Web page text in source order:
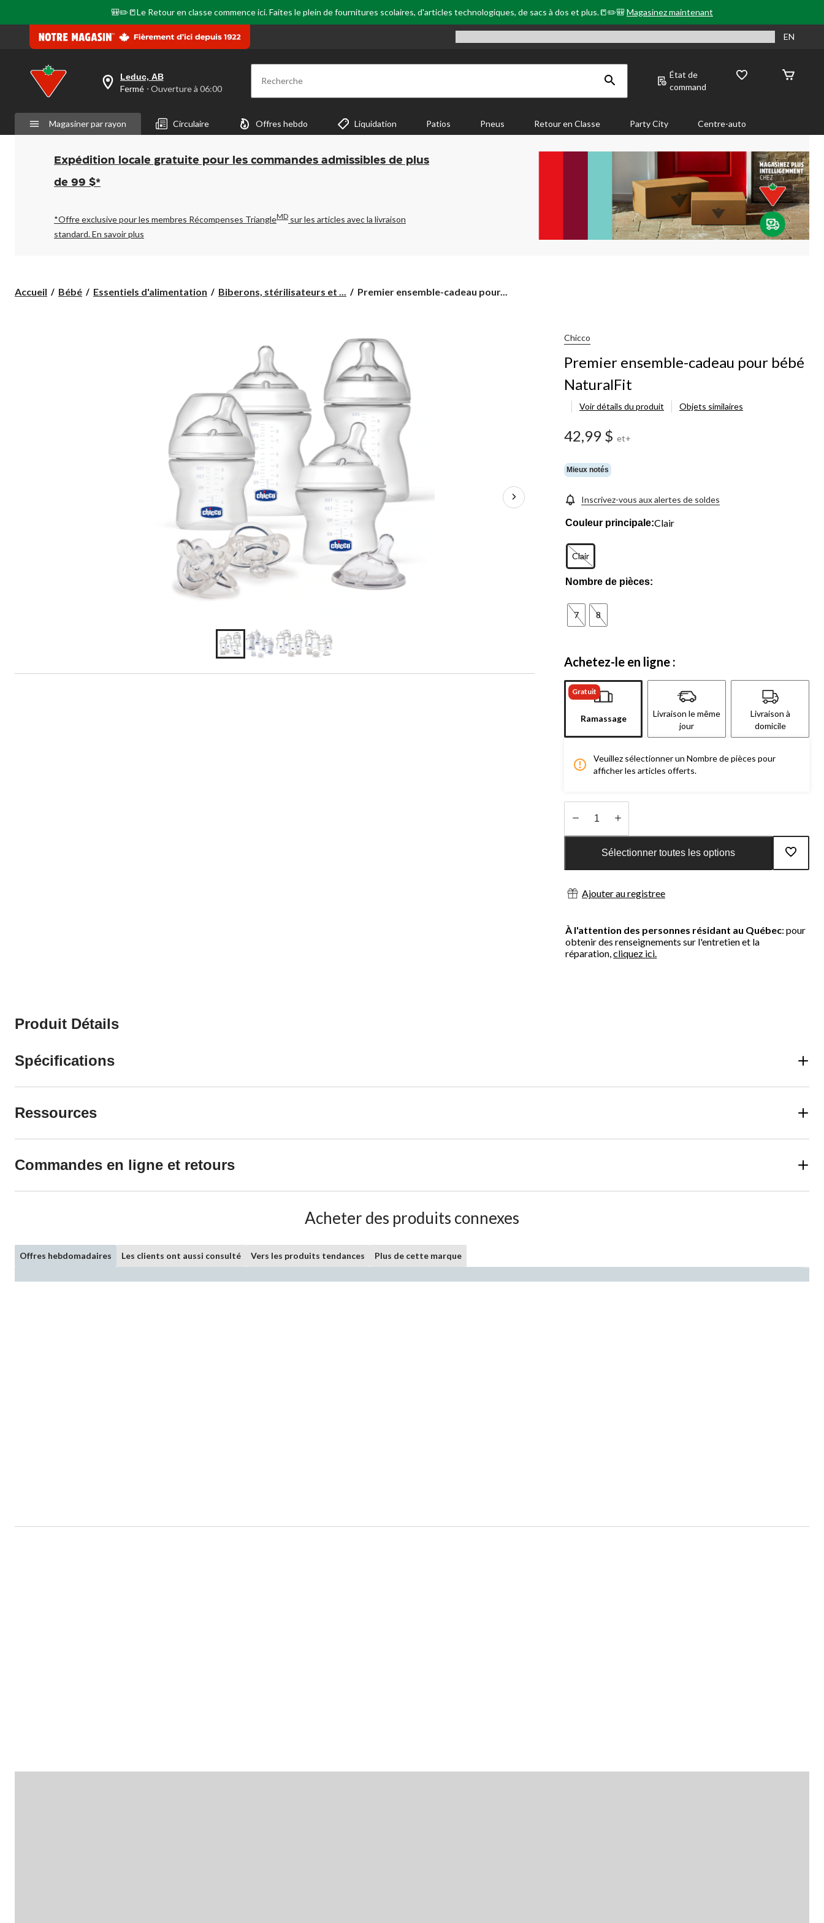
🎒✏️📒Le Retour en classe commence ici. Faites le plein de fournitures scolaires, d'articles technologiques, de sacs à dos et plus.📒✏️🎒Magasinez maintenant
EN
votre
est
Leduc,
AB,
Fermé,
Ouverture
à
pour
changer
Leduc, AB
Fermé ⋅ Ouverture à 06:00 Recherche
État de
command
Magasiner par rayon Circulaire Offres hebdo Liquidation Patios Pneus Retour en Classe Party City Centre-auto
Expédition locale gratuite pour les commandes admissibles de plus
de 99 $*
*Offre exclusive pour les membres Récompenses TriangleMD sur les articles avec la livraison
standard.En savoir plus
Accueil Bébé Essentiels d'alimentation Biberons, stérilisateurs et ...
Premier
bébé
NaturalFit
Premier ensemble-cadeau pour...
Chicco
Premier ensemble-cadeau pour bébé
NaturalFit
Voir détails du produit Objets similaires
42,99 $ et+
Mieux notés
Inscrivez-vous aux alertes de soldes
Couleur principale:Clair
Clair
Nombre de pièces:
7 8
Achetez-le en ligne :
Gratuit
Ramassage
Livraison le même
jour
Livraison à
domicile
Veuillez sélectionner un Nombre de pièces pour
afficher les articles offerts.
Quantité
1
Sélectionner toutes les options
Ajouter au registree
À l'attention des personnes résidant au Québec: pour
obtenir des renseignements sur l'entretien et la
réparation,cliquez ici.
Produit Détails
Spécifications
Ressources
Commandes en ligne et retours
Acheter des produits connexes
Offres hebdomadaires Les clients ont aussi consulté Vers les produits tendances Plus de cette marque